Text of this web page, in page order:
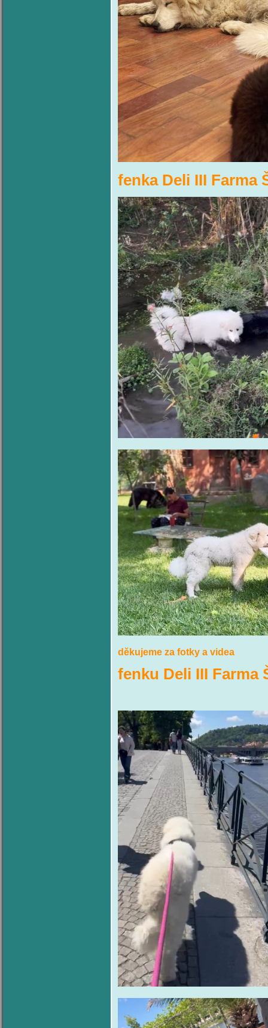
fenka Deli III Farma
děkujeme za fotky a videa
fenku Deli III Farma